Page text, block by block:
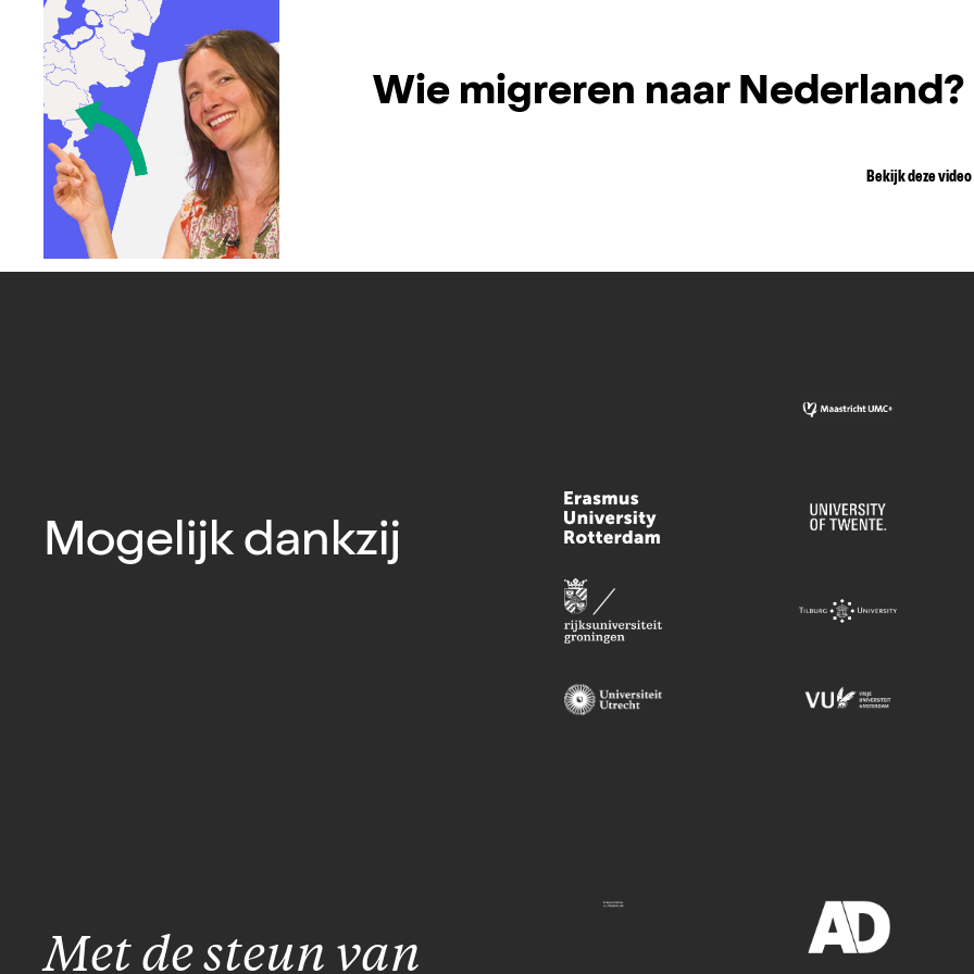
Wie migreren naar Nederland?
Bekijk deze video
Mogelijk dankzij
Met de steun van